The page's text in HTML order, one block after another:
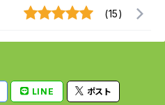
(15)
LINE ポスト